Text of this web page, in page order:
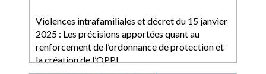
Violences intrafamiliales et décret du 15 janvier
2025 : Les précisions apportées quant au
renforcement de l’ordonnance de protection et
la création de l’OPPI